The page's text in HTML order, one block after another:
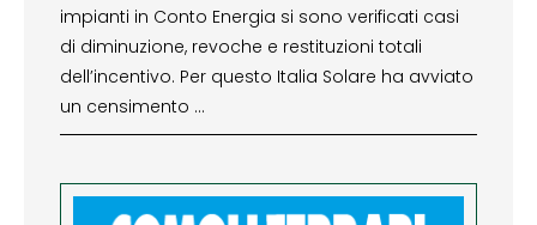
impianti in Conto Energia si sono verificati casi
di diminuzione, revoche e restituzioni totali
dell’incentivo. Per questo Italia Solare ha avviato
un censimento …